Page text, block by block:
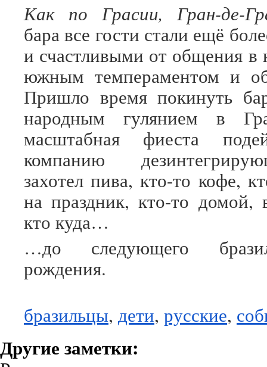
Как по Грасии, Гран-де-
бара все гости стали ещё
и счастливыми от общения в
южным темпераментом и
Пришло время покинуть
народным гулянием в
масштабная фиеста
компанию
захотел пива, кто-то кофе,
на праздник, кто-то домой,
кто куда…
…до следующего
рождения.
бразильцы, дети, русские,
Другие заметки: